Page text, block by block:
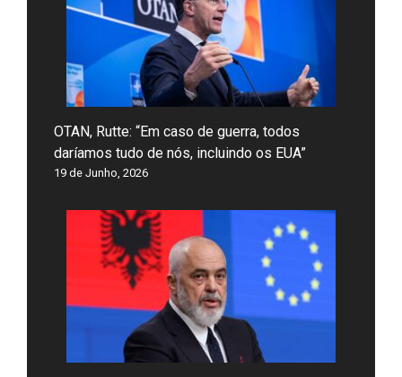
OTAN, Rutte: “Em caso de guerra, todos
daríamos tudo de nós, incluindo os EUA”
19 de Junho, 2026